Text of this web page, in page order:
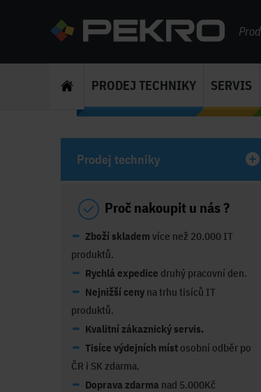
PRODEJ TECHNIKY SERVIS
Prodej techniky
Proč nakoupit u nás ?
Zboží skladem více než 20.000 IT
produktů.
Rychlá expedice druhý pracovní den.
Nejnižší ceny na trhu tisíců IT
produktů.
Kvalitní zákaznický servis.
Tisíce výdejních míst osobní odběr po
ČR i SK zdarma.
Doprava zdarma nad 5.000Kč